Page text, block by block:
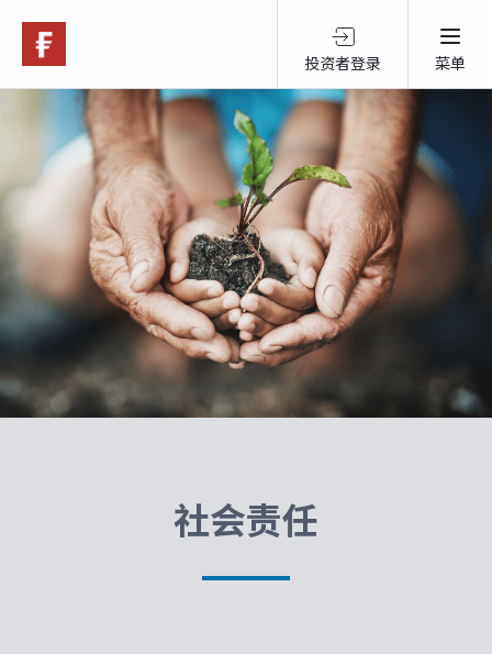
投资者登录 菜单
关于富达
产品服务
跨境投资
可持续投资
市场观点
社会责任